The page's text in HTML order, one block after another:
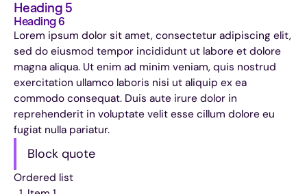
Heading 5
Heading 6
Lorem ipsum dolor sit amet, consectetur adipiscing elit,
sed do eiusmod tempor incididunt ut labore et dolore
magna aliqua. Ut enim ad minim veniam, quis nostrud
exercitation ullamco laboris nisi ut aliquip ex ea
commodo consequat. Duis aute irure dolor in
reprehenderit in voluptate velit esse cillum dolore eu
fugiat nulla pariatur.
Block quote
Ordered list